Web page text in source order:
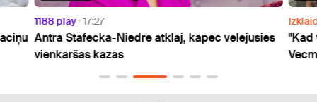
1188 play 17:27
Antra Stafecka-Niedre atklāj, kāpēc vēlējusies
vienkāršas kāzas
"Kad